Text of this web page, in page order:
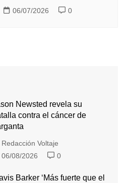
06/07/2026 0
Newsted revela su
contra el cáncer de
Redacción Voltaje
06/08/2026
0
Barker ‘Más fuerte que el